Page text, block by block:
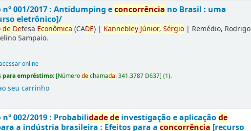
nº 001/2017 : Antidumping econcorrência no Brasil : uma
eletrônico]/
de Defesa Econômica (CADE) | KannebleyJúnior, Sérgio | Remédio, Rodrigo
Sampaio.
online
empréstimo: [Númerodechamada:341.3787 D637](1).
seu carrinho
002/2019 : Probabilidadede investigação e aplicaçãode
a indústria brasileira : Efeitos para aconcorrência [recurso